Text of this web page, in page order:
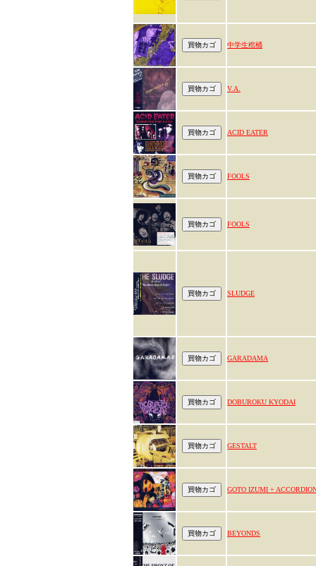
中学生棺桶
V.A.
ACID EATER
FOOLS
FOOLS
SLUDGE
GARADAMA
DOBUROKU KYODAI
GESTALT
GOTO IZUMI +
BEYONDS